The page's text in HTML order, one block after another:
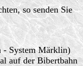
so senden Sie
- System Märklin)
auf der Bibertbahn